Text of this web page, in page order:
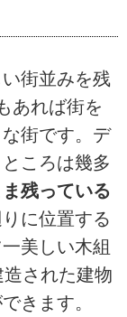
街並みを残
あれば街を
街です。デ
ころは幾多
残っている
に位置する
美しい木組
された建物
きます。